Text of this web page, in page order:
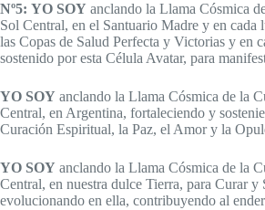
Nº5: YO SOY anclando la Llama Cósmica
Sol Central, en el Santuario Madre y en cada
las Copas de Salud Perfecta y Victorias y en
sostenido por esta Célula Avatar, para
YO SOY anclando la Llama Cósmica de la
Central, en Argentina, fortaleciendo y
Curación Espiritual, la Paz, el Amor y la
YO SOY anclando la Llama Cósmica de la
Central, en nuestra dulce Tierra, para Curar y
evolucionando en ella, contribuyendo al